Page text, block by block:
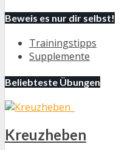
Beweis es nur dir selbst!
Trainingstipps
Supplemente
Beliebteste Übungen
Kreuzheben